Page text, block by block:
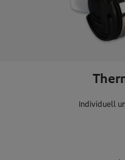
Individuell